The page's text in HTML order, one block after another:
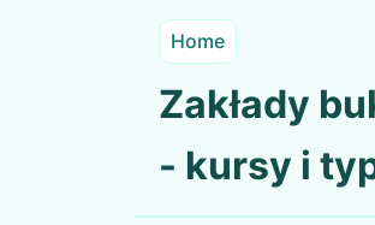
Home
Zakłady
- kursy i